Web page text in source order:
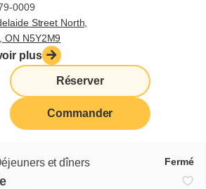
0009
Street North,
ON N5Y2M9
plus
Réserver
Commander
et dîners Fermé
spécialisé gratuit
exclusive aux Mordus
de Cora
Voir l'offre